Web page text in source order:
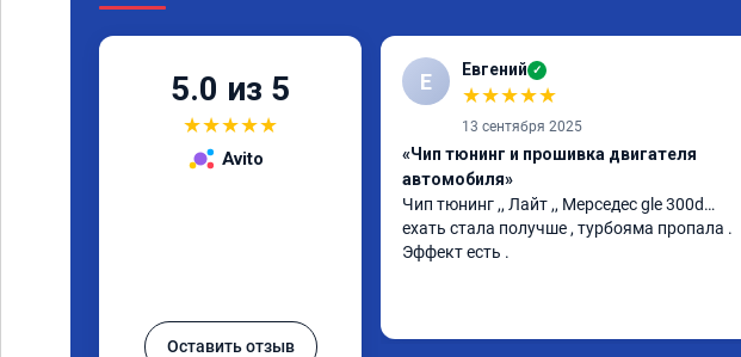
5.0 из 5
★★★★★
Avito
Оставить отзыв
Е Евгений ✓
★★★★★
13 сентября 2025
«Чип тюнинг и прошивка двигателя
автомобиля»
Чип тюнинг ,, Лайт ,, Мерседес gle 300d…
ехать стала получше , турбояма пропала .
Эффект есть .